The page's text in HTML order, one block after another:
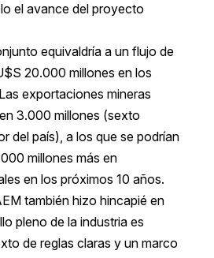
el avance del proyecto
equivaldría a un flujo de
20.000 millones en los
exportaciones mineras
3.000 millones (sexto
del país), a los que se podrían
millones más en
en los próximos 10 años.
también hizo hincapié en
pleno de la industria es
de reglas claras y un marco